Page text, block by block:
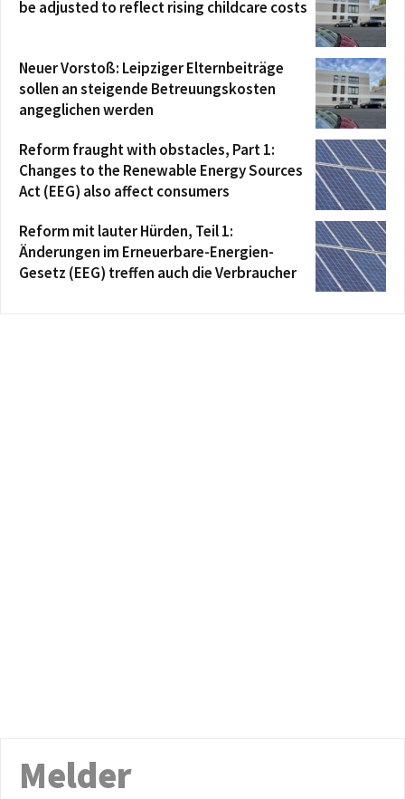
be adjusted to reflect rising childcare costs
Neuer Vorstoß: Leipziger Elternbeiträge
sollen an steigende Betreuungskosten
angeglichen werden
Reform fraught with obstacles, Part 1:
Changes to the Renewable Energy Sources
Act (EEG) also affect consumers
Reform mit lauter Hürden, Teil 1:
Änderungen im Erneuerbare-Energien-
Gesetz (EEG) treffen auch die Verbraucher
Melder